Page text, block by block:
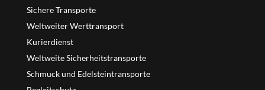
Sichere Transporte
Weltweiter Werttransport
Kurierdienst
Weltweite Sicherheitstransporte
Schmuck und Edelsteintransporte